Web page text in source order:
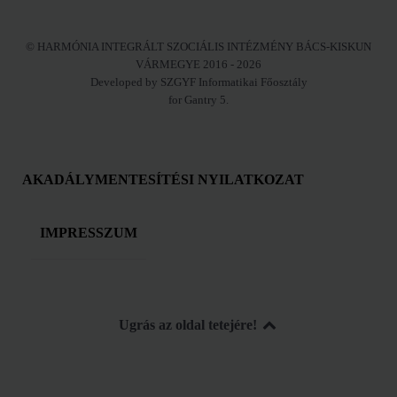
© HARMÓNIA INTEGRÁLT SZOCIÁLIS INTÉZMÉNY BÁCS-KISKUN
VÁRMEGYE 2016 - 2026
Developed by SZGYF Informatikai Főosztály
for Gantry 5.
AKADÁLYMENTESÍTÉSI NYILATKOZAT
IMPRESSZUM
Ugrás az oldal tetejére!